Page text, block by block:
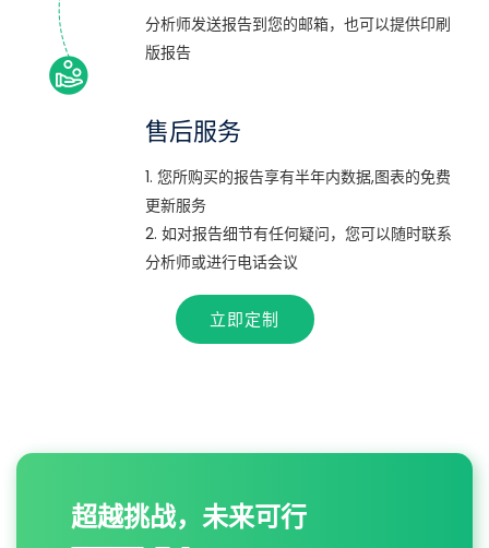
分析师发送报告到您的邮箱，也可以提供印刷
版报告
售后服务
1. 您所购买的报告享有半年内数据,图表的免费
更新服务
2. 如对报告细节有任何疑问，您可以随时联系
分析师或进行电话会议
立即定制
超越挑战，未来可行